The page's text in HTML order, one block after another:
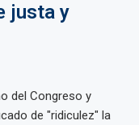
justa y
del Congreso y
de "ridiculez" la